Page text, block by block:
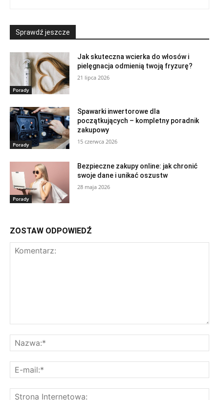
Sprawdź jeszcze
Porady
Jak skuteczna wcierka do włosów i
pielęgnacja odmienią twoją fryzurę?
21 lipca 2026
Porady
Spawarki inwertorowe dla
początkujących – kompletny poradnik
zakupowy
15 czerwca 2026
Porady
Bezpieczne zakupy online: jak chronić
swoje dane i unikać oszustw
28 maja 2026
ZOSTAW ODPOWIEDŹ